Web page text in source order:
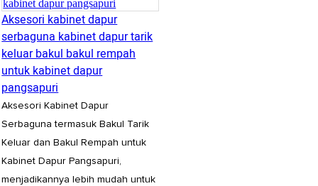
Aksesori kabinet dapur
serbaguna kabinet dapur tarik
keluar bakul bakul rempah
untuk kabinet dapur
pangsapuri
Aksesori Kabinet Dapur
Serbaguna termasuk Bakul Tarik
Keluar dan Bakul Rempah untuk
Kabinet Dapur Pangsapuri,
menjadikannya lebih mudah untuk